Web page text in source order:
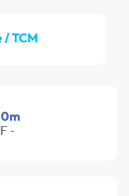
TCM
-